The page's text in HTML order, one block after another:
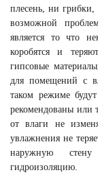
плесень, ни
возможной
является то что
коробятся и
гипсовые
для помещений с
таком режиме
рекомендованы или
от влаги не
увлажнения не
наружную
гидроизоляцию.